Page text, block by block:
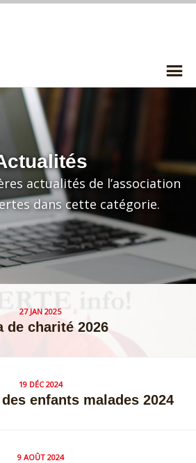
actualités de l’association
dans cette catégorie.
27 JAN 2025
de charité 2026
19 DÉC 2024
enfants malades 2024
9 AOÛT 2024